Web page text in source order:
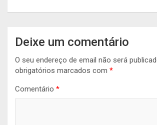
Deixe um comentário
O seu endereço de email não será
obrigatórios marcados com *
Comentário *